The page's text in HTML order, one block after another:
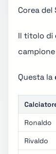
Corea del
Il titolo di
Questa la
Ronaldo
Rivaldo